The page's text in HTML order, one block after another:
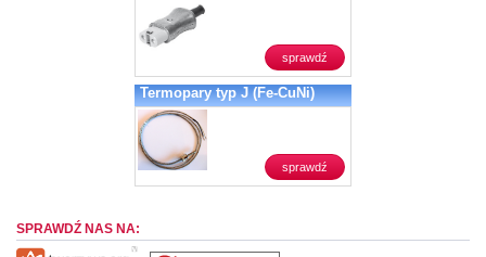
sprawdź
Termopary typ J (Fe-CuNi)
sprawdź
SPRAWDŹ NAS NA: